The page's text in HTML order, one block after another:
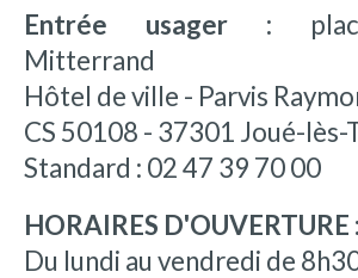
Entrée usager :
Mitterrand
Hôtel de ville - Parvis
CS 50108 - 37301 Joué-lès-
Standard : 02 47 39 70 00
HORAIRES D'OUVERTURE :
Du lundi au vendredi de